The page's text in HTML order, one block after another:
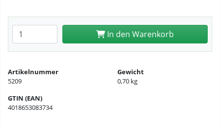
Anzahl eingeben In den Warenkorb
Artikelnummer
5209
Gewicht
0,70 kg
GTIN (EAN)
4018653083734